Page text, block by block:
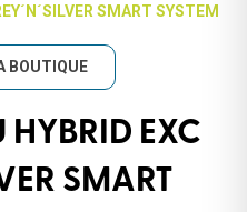
SMART SYSTEM
BOUTIQUE
EXC
SMART